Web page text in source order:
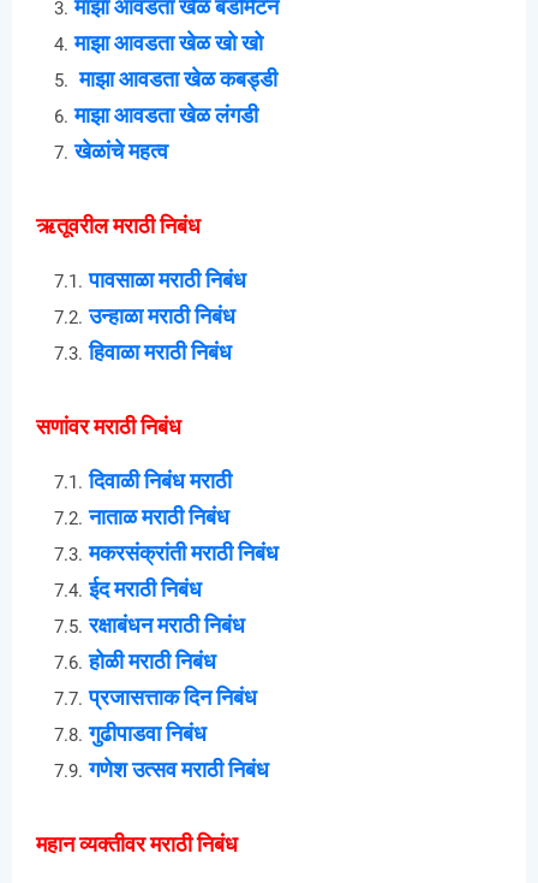
माझा आवडता खेळ बॅडमिंटन
माझा आवडता खेळ खो खो
माझा आवडता खेळ कबड्डी
माझा आवडता खेळ लंगडी
खेळांचे महत्व
ऋतूवरील मराठी निबंध
पावसाळा मराठी निबंध
उन्हाळा मराठी निबंध
हिवाळा मराठी निबंध
सणांवर मराठी निबंध
दिवाळी निबंध मराठी
नाताळ मराठी निबंध
मकरसंक्रांती मराठी निबंध
ईद मराठी निबंध
रक्षाबंधन मराठी निबंध
होळी मराठी निबंध
प्रजासत्ताक दिन निबंध
गुढीपाडवा निबंध
गणेश उत्सव मराठी निबंध
महान व्यक्तीवर मराठी निबंध